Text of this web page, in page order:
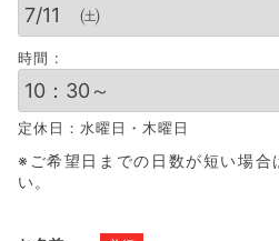
時間 :
定休日：水曜日・木曜日
※ご希望日までの日数が短い場合
い。